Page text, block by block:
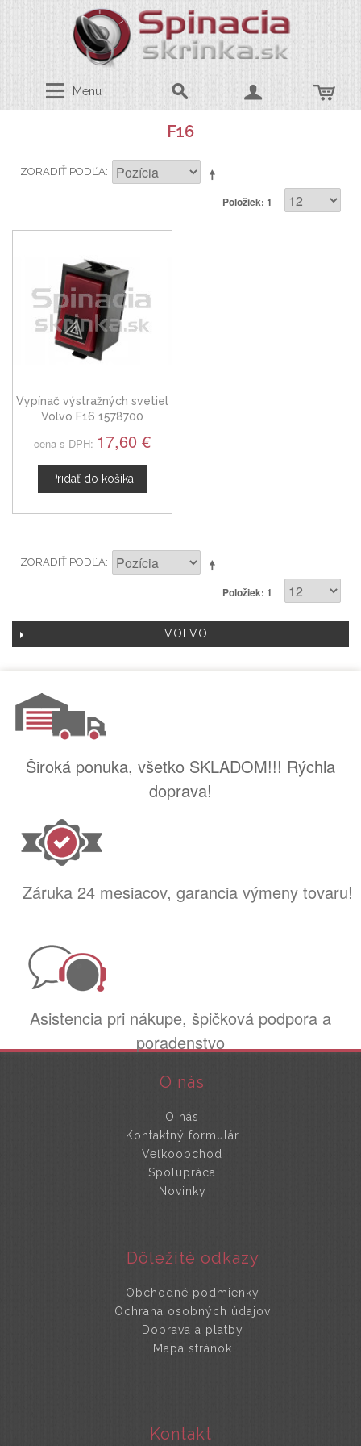
Menu
F16
ZORADIŤ PODĽA
Položiek: 1
Vypínač výstražných svetiel
Volvo F16 1578700
cena s DPH: 17,60 €
Pridať do košíka
ZORADIŤ PODĽA
Položiek: 1
VOLVO
Široká ponuka, všetko SKLADOM!!! Rýchla
doprava!
Záruka 24 mesiacov, garancia výmeny tovaru!
Asistencia pri nákupe, špičková podpora a
poradenstvo
O nás
O nás
Kontaktný formulár
Veľkoobchod
Spolupráca
Novinky
Dôležité odkazy
Obchodné podmienky
Ochrana osobných údajov
Doprava a platby
Mapa stránok
Kontakt